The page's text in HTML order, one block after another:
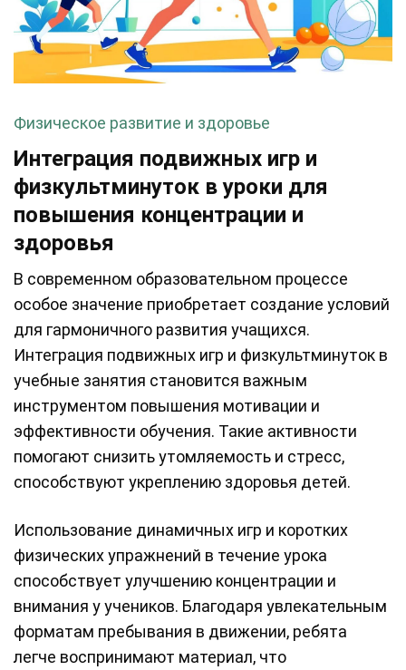
Физическое развитие и здоровье
Интеграция подвижных игр и
физкультминуток в уроки для
повышения концентрации и
здоровья
В современном образовательном процессе
особое значение приобретает создание условий
для гармоничного развития учащихся.
Интеграция подвижных игр и физкультминуток в
учебные занятия становится важным
инструментом повышения мотивации и
эффективности обучения. Такие активности
помогают снизить утомляемость и стресс,
способствуют укреплению здоровья детей.
Использование динамичных игр и коротких
физических упражнений в течение урока
способствует улучшению концентрации и
внимания у учеников. Благодаря увлекательным
форматам пребывания в движении, ребята
легче воспринимают материал, что